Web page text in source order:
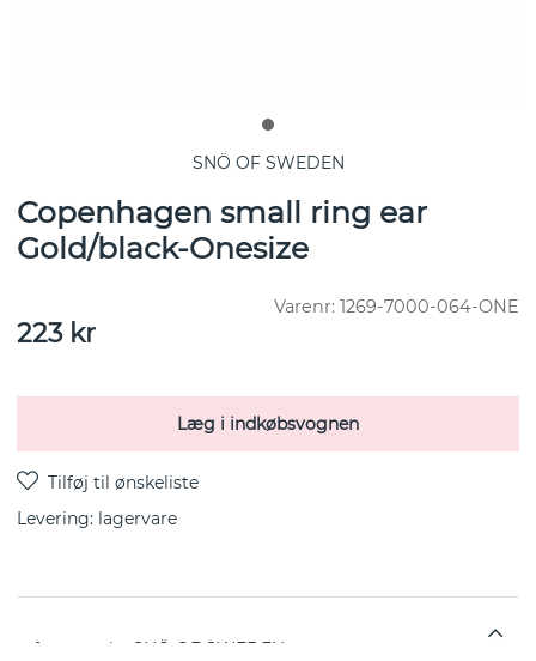
SNÖ OF SWEDEN
Copenhagen small ring ear
Gold/black-Onesize
Varenr: 1269-7000-064-ONE
223kr
Læg i indkøbsvognen
Levering: lagervare
fra svenske SNÖ OF SWEDEN